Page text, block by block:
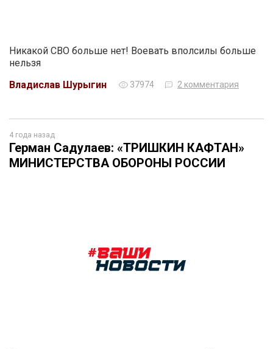
Никакой СВО больше нет! Воевать вполсилы больше
нельзя
Владислав Шурыгин
37974 2 комментария
4 года назад
Герман Садулаев: «ТРИШКИН КАФТАН»
МИНИСТЕРСТВА ОБОРОНЫ РОССИИ